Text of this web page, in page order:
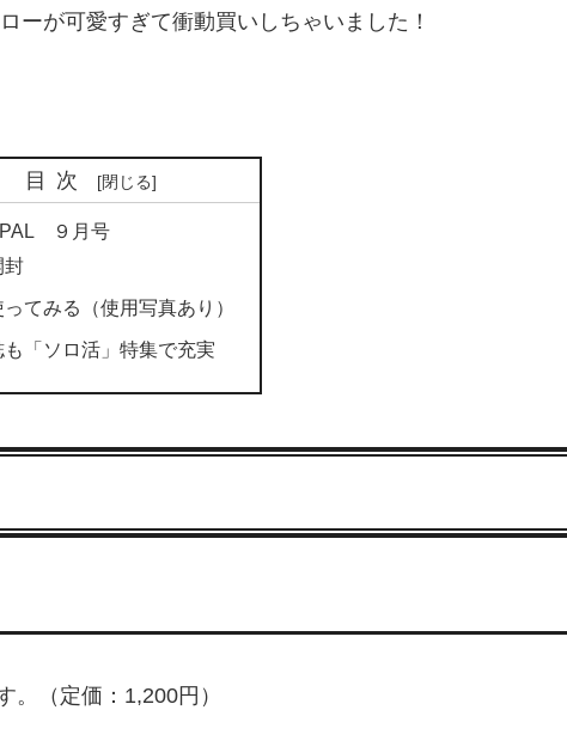
ーが可愛すぎて衝動買いしちゃいました！
目次
９月号
封
ってみる（使用写真あり）
も「ソロ活」特集で充実
。（定価：1,200円）